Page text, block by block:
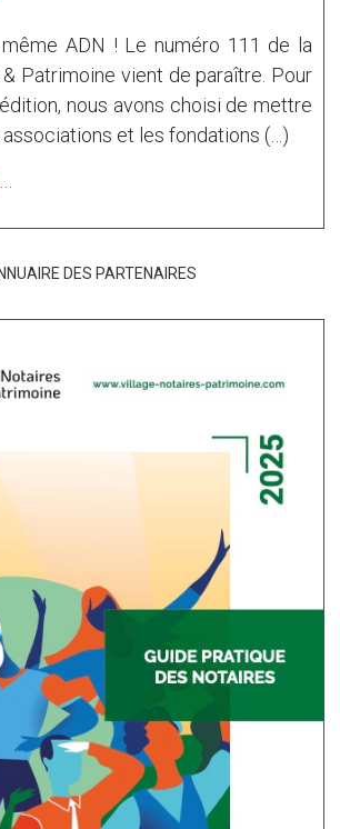
même ADN ! Le numéro 111 de la
Patrimoine vient de paraître. Pour
nous avons choisi de mettre
associations et les fondations (…)
DES PARTENAIRES